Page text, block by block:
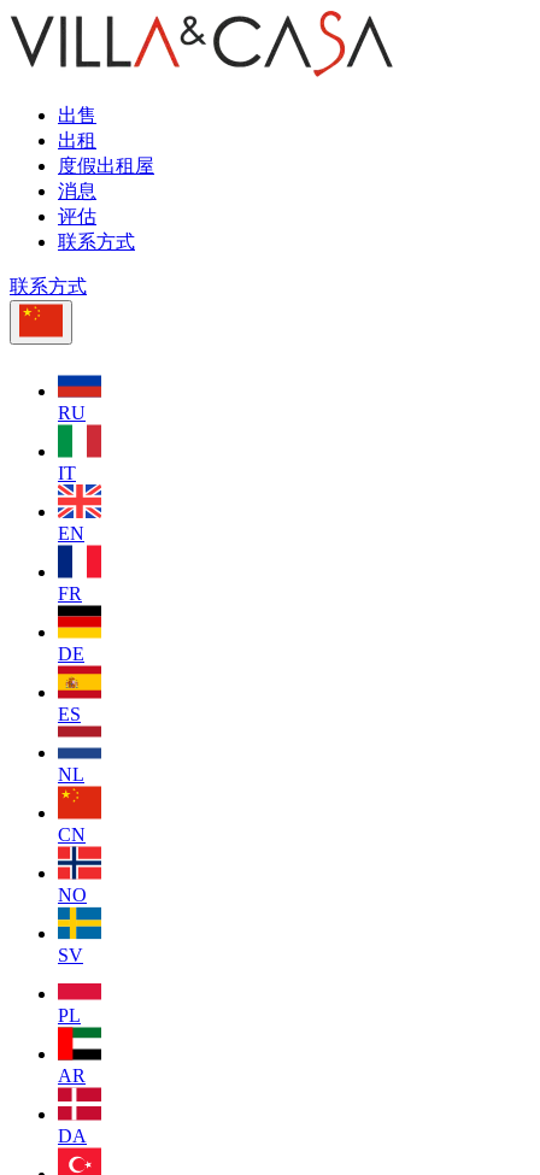
出售
出租
度假出租屋
消息
评估
联系方式
联系方式
RU
IT
EN
FR
DE
ES
NL
CN
NO
SV
PL
AR
DA